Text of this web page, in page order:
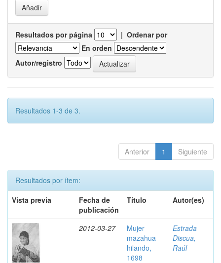
Resultados por página | Ordenar por
En orden
Autor/registro
Resultados 1-3 de 3.
Anterior 1 Siguiente
Resultados por ítem:
Vista previa
Fecha de
publicación
Título Autor(es)
2012-03-27
Mujer
mazahua
hilando,
1698
Estrada
Discua,
Raúl